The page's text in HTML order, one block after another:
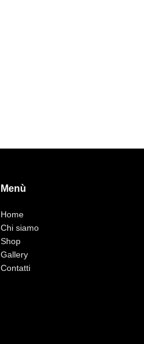
Menù
Home
Chi siamo
Shop
Gallery
Contatti